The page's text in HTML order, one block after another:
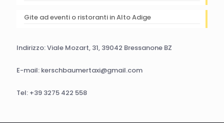
Gite ad eventi o ristoranti in Alto Adige
Indirizzo: Viale Mozart, 31, 39042 Bressanone BZ
E-mail: kerschbaumertaxi@gmail.com
Tel: +39 3275 422 558